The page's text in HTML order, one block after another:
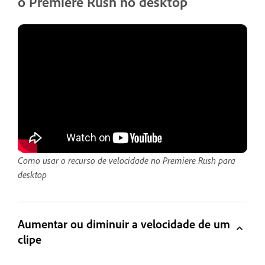
Como usar o recurso de velocidade no Premiere Rush para
desktop
Aumentar ou diminuir a velocidade de um
clipe